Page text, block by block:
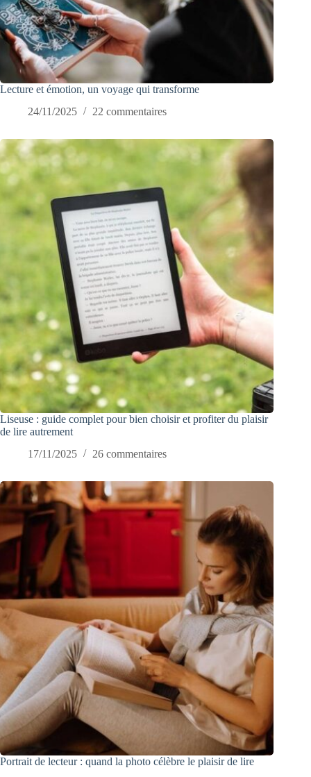
Lecture et émotion, un voyage qui transforme
24/11/2025
22 commentaires
Liseuse : guide complet pour bien choisir et profiter du plaisir
de lire autrement
17/11/2025
26 commentaires
Portrait de lecteur : quand la photo célèbre le plaisir de lire